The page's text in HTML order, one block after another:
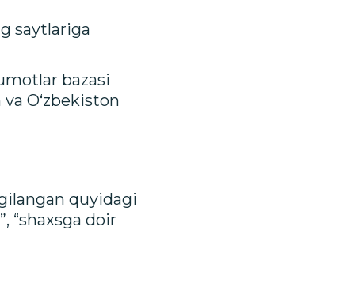
saytlariga
bazasi
O‘zbekiston
quyidagi
“shaxsga doir